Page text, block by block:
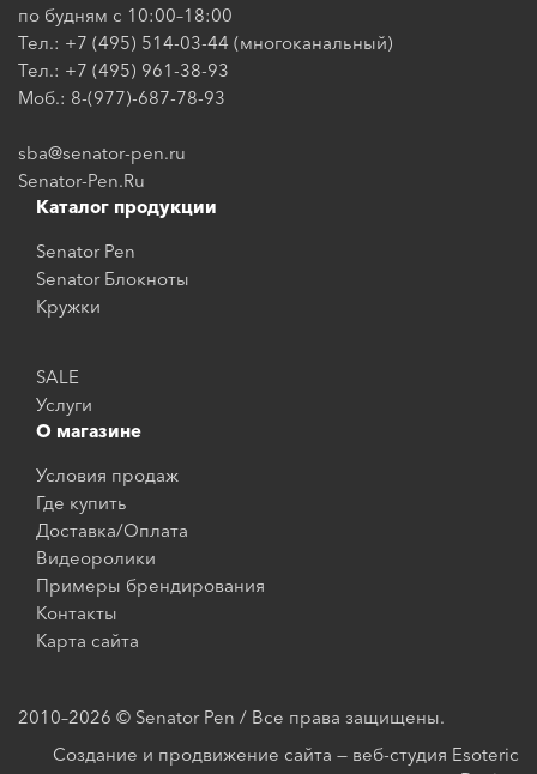
по будням с 10:00–18:00
Тел.: +7 (495) 514-03-44 (многоканальный)
Тел.: +7 (495) 961-38-93
Моб.: 8-(977)-687-78-93
sba@senator-pen.ru
Senator-Pen.Ru
Каталог продукции
Senator Pen
Senator Блокноты
Кружки
SALE
Услуги
О магазине
Условия продаж
Где купить
Доставка/Оплата
Видеоролики
Примеры брендирования
Контакты
Карта сайта
2010–2026 © Senator Pen / Все права защищены.
Создание и продвижение сайта — веб-студия Esoteric